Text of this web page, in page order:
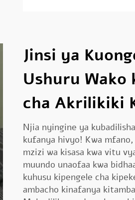
Jinsi ya
Ushuru Wako
cha Akrilikiki
Njia nyingine ya
kufanya hivyo! Kwa
mzizi wa kisasa kwa vitu
muundo unaofaa kwa
kuhusu kipengele cha
ambacho kinafanya